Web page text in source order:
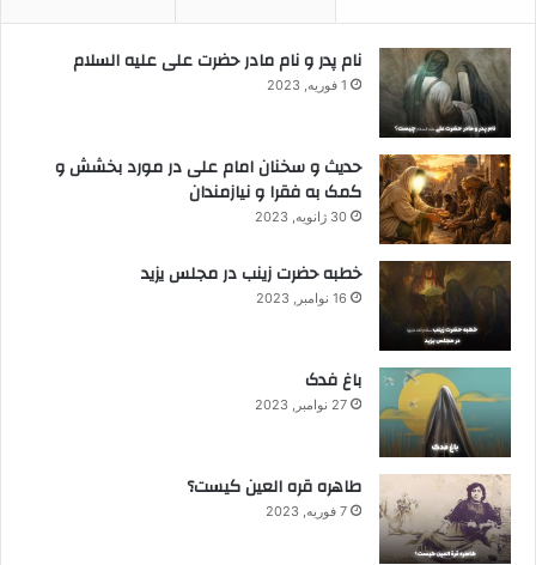
نام پدر و نام مادر حضرت علی علیه السلام
1 فوریه, 2023
حدیث و سخنان امام علی در مورد بخشش و
کمک به فقرا و نیازمندان
30 ژانویه, 2023
خطبه حضرت زینب در مجلس یزید
16 نوامبر, 2023
باغ فدک
27 نوامبر, 2023
طاهره قره العین کیست؟
7 فوریه, 2023